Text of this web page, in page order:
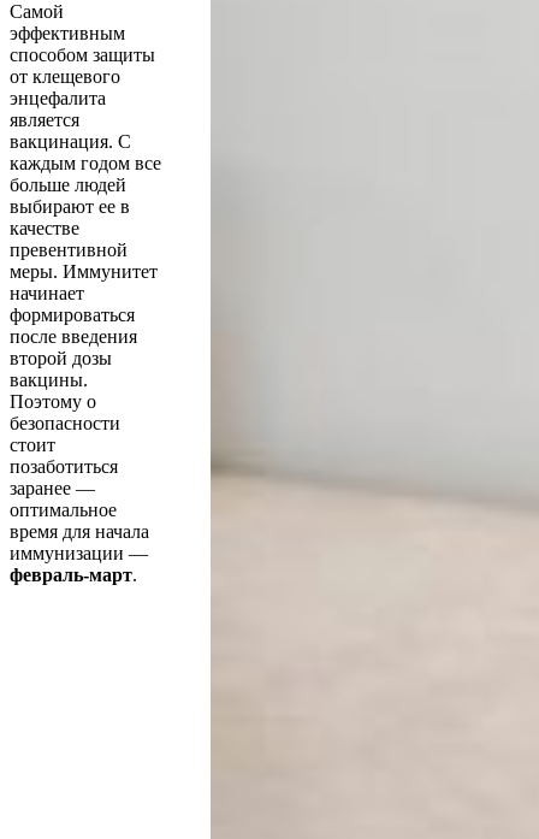
Самой
эффективным
способом защиты
от клещевого
энцефалита
является
вакцинация. С
каждым годом все
больше людей
выбирают ее в
качестве
превентивной
меры. Иммунитет
начинает
формироваться
после введения
второй дозы
вакцины.
Поэтому о
безопасности
стоит
позаботиться
заранее —
оптимальное
время для начала
иммунизации —
февраль-март.